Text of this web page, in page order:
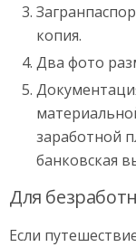
копия.
Два фото
заработной
банковская
Для
Если